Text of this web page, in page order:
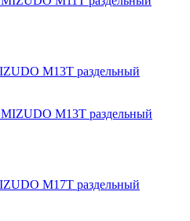
M13T раздельный
M17T раздельный